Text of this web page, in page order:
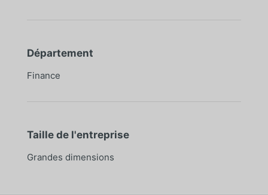
Département
Finance
Taille de l'entreprise
Grandes dimensions